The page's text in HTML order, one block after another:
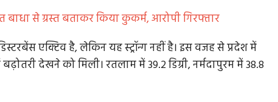
बाधा से ग्रस्त बताकर किया कुकर्म, आरोपी गिरफ्तार
एक्टिव है, लेकिन यह स्ट्रॉन्ग नहीं है। इस वजह से प्रदेश में
देखने को मिली। रतलाम में 39.2 डिग्री, नर्मदापुरम में 38.8